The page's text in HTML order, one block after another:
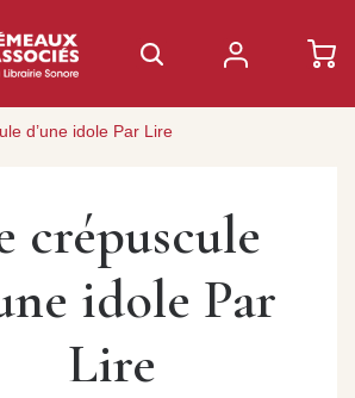
d’une idole Par Lire
crépuscule
idole Par
Lire